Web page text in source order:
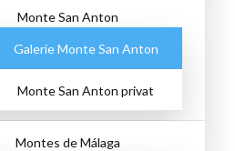
Monte San Anton
Galerie Monte San Anton
Monte San Anton privat
Montes de Málaga